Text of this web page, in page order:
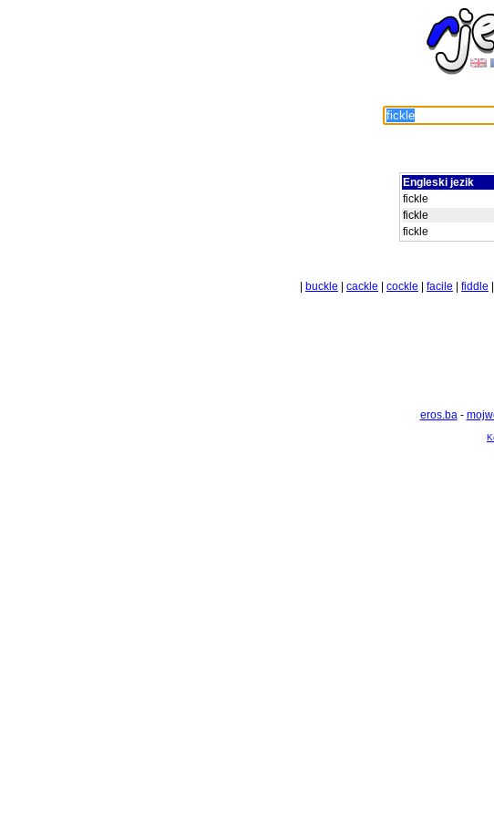
Engleski jezik
fickle
fickle
fickle
buckle cackle cockle facile fiddle
eros.ba-